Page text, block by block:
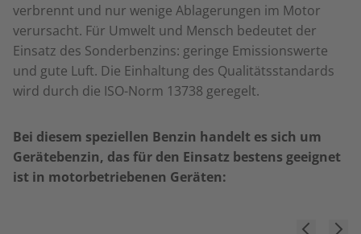
verbrennt und nur wenige Ablagerungen im Motor
verursacht. Für Umwelt und Mensch bedeutet der
Einsatz des Sonderbenzins: geringe Emissionswerte
und gute Luft. Die Einhaltung des Qualitätsstandards
wird durch die ISO-Norm 13738 geregelt.
Bei diesem speziellen Benzin handelt es sich um
Gerätebenzin, das für den Einsatz bestens geeignet
ist in motorbetriebenen Geräten: